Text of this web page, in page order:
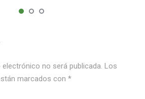
no será publicada. Los
marcados con *